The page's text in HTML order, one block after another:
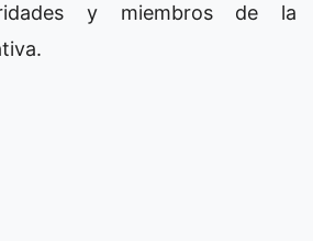
y miembros de la